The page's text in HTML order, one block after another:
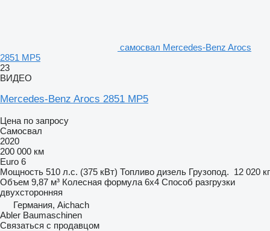
самосвал Mercedes-Benz Arocs
2851 MP5
23
ВИДЕО
Mercedes-Benz Arocs 2851 MP5
Цена по запросу
Самосвал
2020
200 000 км
Euro 6
Мощность 510 л.с. (375 кВт) Топливо дизель Грузопод. 12 020 кг
Объем 9,87 м³ Колесная формула 6x4 Способ разгрузки
двухсторонняя
Германия, Aichach
Abler Baumaschinen
Связаться с продавцом